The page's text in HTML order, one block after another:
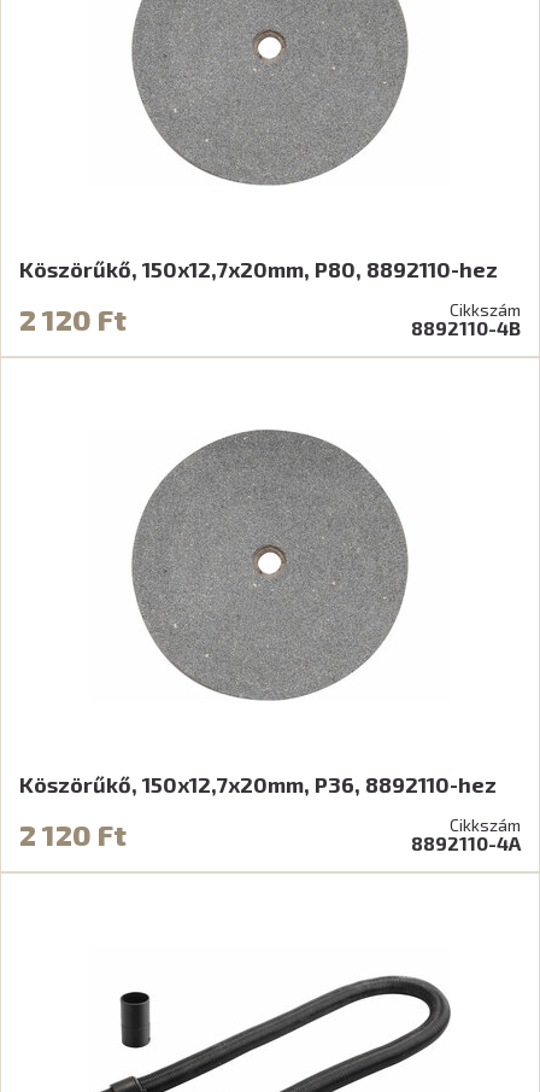
Köszörűkő, 150x12,7x20mm, P80, 8892110-hez
2 120 Ft Cikkszám
8892110-4B
Köszörűkő, 150x12,7x20mm, P36, 8892110-hez
2 120 Ft Cikkszám
8892110-4A